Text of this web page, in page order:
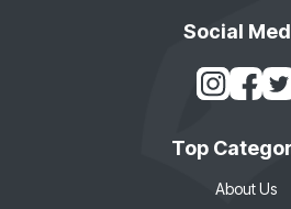
Social
Top
About Us